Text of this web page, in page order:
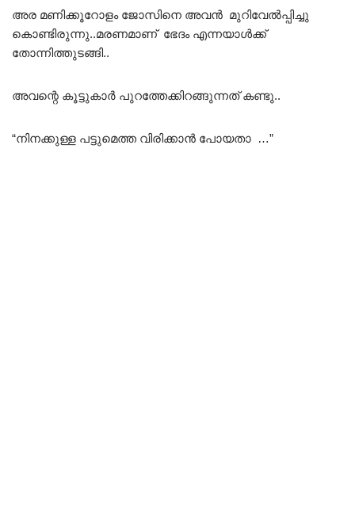
അര മണിക്കൂറോളം ജോസിനെ അവൻ മുറിവേൽപ്പിച്ചു
കൊണ്ടിരുന്നു..മരണമാണ് ഭേദം എന്നയാൾക്ക്
തോന്നിത്തുടങ്ങി..
അവന്റെ കൂട്ടുകാർ പുറത്തേക്കിറങ്ങുന്നത് കണ്ടു..
“നിനക്കുള്ള പട്ടുമെത്ത വിരിക്കാൻ പോയതാ …”